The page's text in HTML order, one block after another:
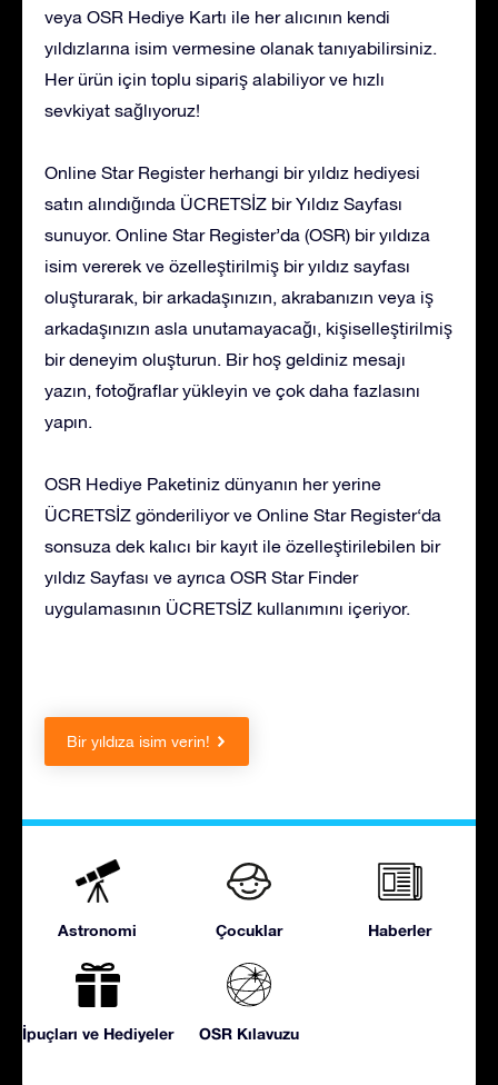
veya OSR Hediye Kartı ile her alıcının kendi
yıldızlarına isim vermesine olanak tanıyabilirsiniz.
Her ürün için toplu sipariş alabiliyor ve hızlı
sevkiyat sağlıyoruz!
Online Star Register herhangi bir yıldız hediyesi
satın alındığında ÜCRETSİZ bir Yıldız Sayfası
sunuyor. Online Star Register’da (OSR) bir yıldıza
isim vererek ve özelleştirilmiş bir yıldız sayfası
oluşturarak, bir arkadaşınızın, akrabanızın veya iş
arkadaşınızın asla unutamayacağı, kişiselleştirilmiş
bir deneyim oluşturun. Bir hoş geldiniz mesajı
yazın, fotoğraflar yükleyin ve çok daha fazlasını
yapın.
OSR Hediye Paketiniz dünyanın her yerine
ÜCRETSİZ gönderiliyor ve Online Star Register‘da
sonsuza dek kalıcı bir kayıt ile özelleştirilebilen bir
yıldız Sayfası ve ayrıca OSR Star Finder
uygulamasının ÜCRETSİZ kullanımını içeriyor.
Bir yıldıza isim verin!
Astronomi Çocuklar Haberler
İpuçları ve Hediyeler OSR Kılavuzu